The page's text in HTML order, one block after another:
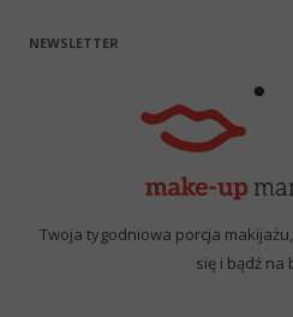
NEWSLETTER
Twoja tygodniowa porcja
się i bądź na